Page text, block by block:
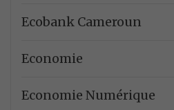
Ecobank Cameroun
Economie
Economie Numérique